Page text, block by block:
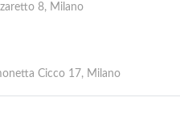
8, Milano
Cicco 17, Milano